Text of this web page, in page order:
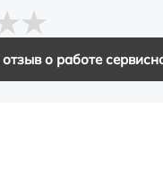
о работе